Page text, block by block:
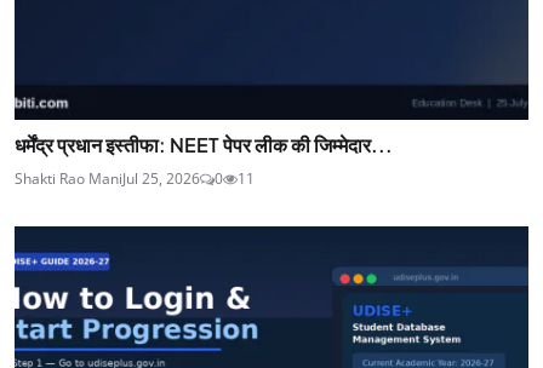
धर्मेंद्र प्रधान इस्तीफा: NEET पेपर लीक की जिम्मेदार...
Shakti Rao ManiJul 25, 2026 0 11